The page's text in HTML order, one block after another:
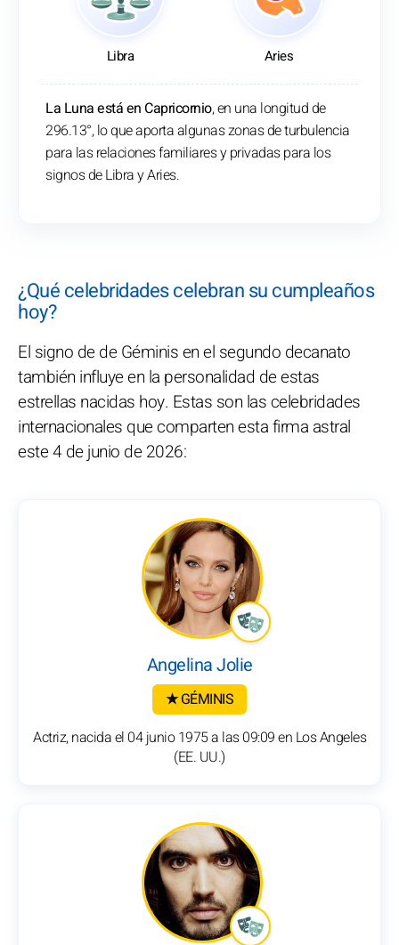
Libra Aries
La Luna está en Capricornio, en una longitud de
296.13°, lo que aporta algunas zonas de turbulencia
para las relaciones familiares y privadas para los
signos de Libra y Aries.
¿Qué celebridades celebran su cumpleaños
hoy?
El signo de de Géminis en el segundo decanato
también influye en la personalidad de estas
estrellas nacidas hoy. Estas son las celebridades
internacionales que comparten esta firma astral
este 4 de junio de 2026:
Angelina Jolie
★ GÉMINIS
Actriz, nacida el 04 junio 1975 a las 09:09 en Los Angeles
(EE. UU.)